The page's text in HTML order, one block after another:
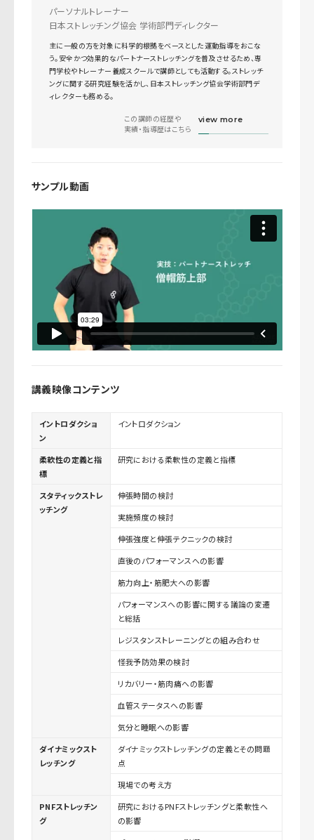
パーソナルトレーナー
日本ストレッチング協会 学術部門ディレクター
主に一般の方を対象に科学的根拠をベースとした運動指導をおこな
う。安全かつ効果的なパートナーストレッチングを普及させるため、専
門学校やトレーナー養成スクールで講師としても活動する。ストレッチ
ングに関する研究経験を活かし、日本ストレッチング協会学術部門デ
ィレクターも務める。
この講師の経歴や
実績・指導歴はこちら
view more
サンプル動画
講義映像コンテンツ
イントロダクショ
ン
イントロダクション
柔軟性の定義と指
標
研究における柔軟性の定義と指標
スタティックストレ
ッチング
伸張時間の検討
実施頻度の検討
伸張強度と伸張テクニックの検討
直後のパフォーマンスへの影響
筋力向上・筋肥大への影響
パフォーマンスへの影響に関する議論の変遷
と総括
レジスタンストレーニングとの組み合わせ
怪我予防効果の検討
リカバリー・筋肉痛への影響
血管ステータスへの影響
気分と睡眠への影響
ダイナミックスト
レッチング
ダイナミックストレッチングの定義とその問題
点
現場での考え方
PNFストレッチン
グ
研究におけるPNFストレッチングと柔軟性へ
の影響